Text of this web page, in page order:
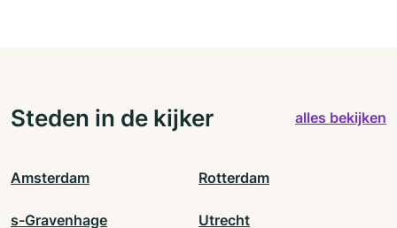
Steden in de kijker alles bekijken
Amsterdam Rotterdam
s-Gravenhage Utrecht